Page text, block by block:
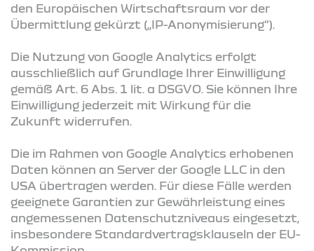
den Europäischen Wirtschaftsraum vor der
Übermittlung gekürzt („IP-Anonymisierung“).
Die Nutzung von Google Analytics erfolgt
ausschließlich auf Grundlage Ihrer Einwilligung
gemäß Art. 6 Abs. 1 lit. a DSGVO. Sie können Ihre
Einwilligung jederzeit mit Wirkung für die
Zukunft widerrufen.
Die im Rahmen von Google Analytics erhobenen
Daten können an Server der Google LLC in den
USA übertragen werden. Für diese Fälle werden
geeignete Garantien zur Gewährleistung eines
angemessenen Datenschutzniveaus eingesetzt,
insbesondere Standardvertragsklauseln der EU-